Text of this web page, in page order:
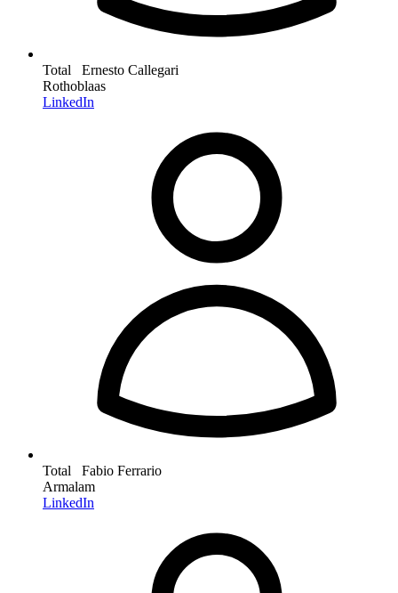
Total Ernesto Callegari
Rothoblaas
LinkedIn
Total Fabio Ferrario
Armalam
LinkedIn